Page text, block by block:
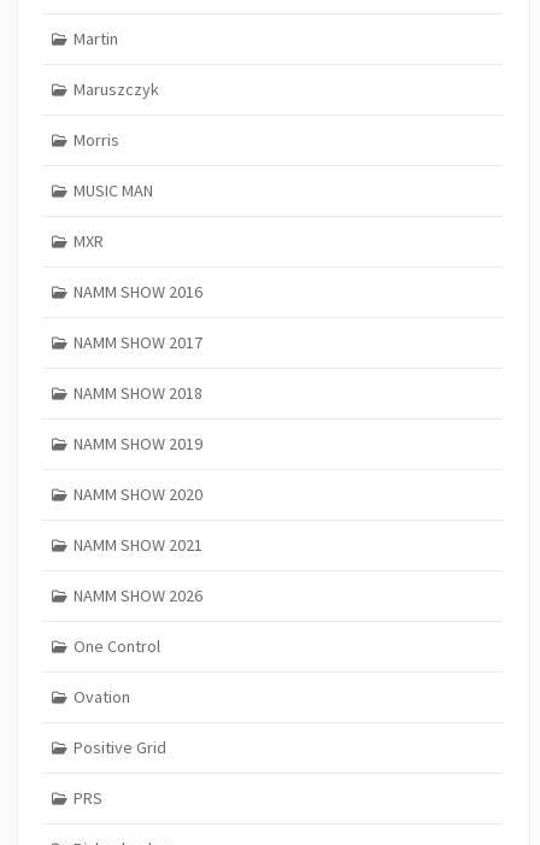
Martin
Maruszczyk
Morris
MUSIC MAN
MXR
NAMM SHOW 2016
NAMM SHOW 2017
NAMM SHOW 2018
NAMM SHOW 2019
NAMM SHOW 2020
NAMM SHOW 2021
NAMM SHOW 2026
One Control
Ovation
Positive Grid
PRS